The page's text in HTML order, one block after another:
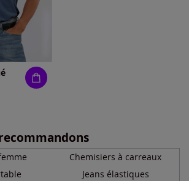
Chemisiers à carreaux
Jeans élastiques